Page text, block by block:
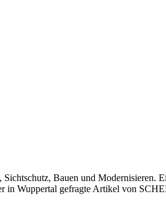
Sichtschutz, Bauen und Modernisieren.
in Wuppertal gefragte Artikel von